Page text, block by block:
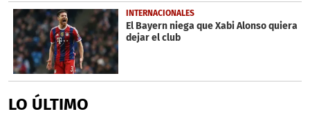
INTERNACIONALES
El Bayern niega que Xabi Alonso quiera
dejar el club
LO ÚLTIMO